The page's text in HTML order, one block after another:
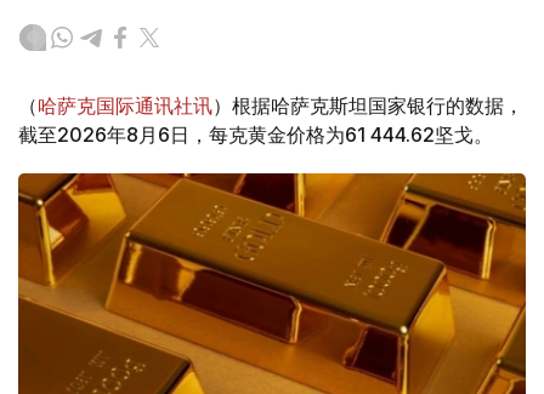
（哈萨克国际通讯社讯）根据哈萨克斯坦国家银行的数据，
截至2026年8月6日，每克黄金价格为61 444.62坚戈。